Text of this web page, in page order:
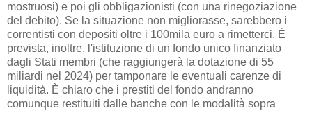
mostruosi) e poi gli obbligazionisti (con una rinegoziazione
del debito). Se la situazione non migliorasse, sarebbero i
correntisti con depositi oltre i 100mila euro a rimetterci. È
prevista, inoltre, l'istituzione di un fondo unico finanziato
dagli Stati membri (che raggiungerà la dotazione di 55
miliardi nel 2024) per tamponare le eventuali carenze di
liquidità. È chiaro che i prestiti del fondo andranno
comunque restituiti dalle banche con le modalità sopra